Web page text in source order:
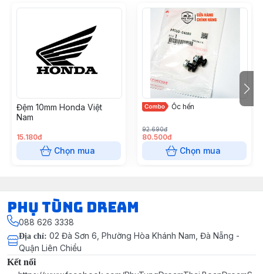
Đệm 10mm Honda Việt
Nam
15.180đ
Chọn mua
Ốc hến
92.690đ
80.500đ
Chọn mua
Phụ Tùng Dream
088 626 3338
Địa chỉ: 02 Đà Sơn 6, Phường Hòa Khánh Nam, Đà Nẵng -
Quận Liên Chiểu
Kết nối